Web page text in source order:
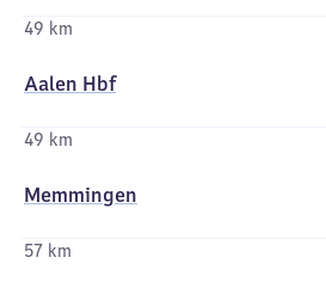
49 km
Aalen Hbf
49 km
Memmingen
57 km